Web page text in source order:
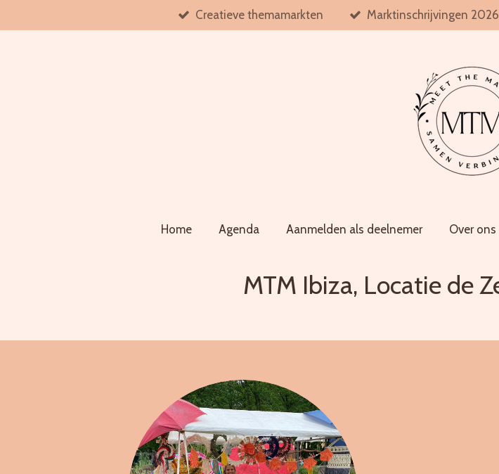
direct
Creatieve themamarkten Marktinschrijvingen
Home Agenda Aanmelden als deelnemer Over ons
MTM Ibiza, Locatie de